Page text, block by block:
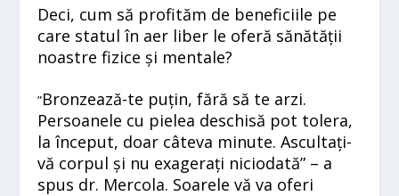
Deci, cum să profităm de beneficiile pe
care statul în aer liber le oferă sănătății
noastre fizice și mentale?
”Bronzează-te puțin, fără să te arzi.
Persoanele cu pielea deschisă pot tolera,
la început, doar câteva minute. Ascultați-
vă corpul și nu exagerați niciodată” – a
spus dr. Mercola. Soarele vă va oferi